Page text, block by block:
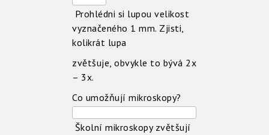
Prohlédni si lupou velikost
vyznačeného 1 mm. Zjisti,
kolikrát lupa
zvětšuje, obvykle to bývá 2x
– 3x.
Co umožňují mikroskopy?
Školní mikroskopy zvětšují